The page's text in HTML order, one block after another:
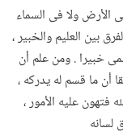
الأرض ولا فى السماء
بين العليم والخبير ،
سمى خبيرا . ومن علم أن
أن ما قسم له يدركه ،
فتهون عليه الأمور ،